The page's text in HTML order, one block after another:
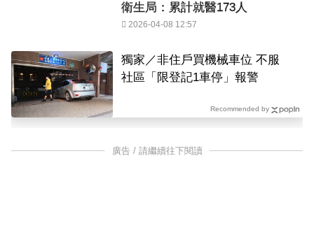
衛生局：累計就醫173人
2026-04-08 12:57
獨家／非住戶買機械車位 不服
社區「限登記1車停」報警
Recommended by
廣告 / 請繼續往下閱讀